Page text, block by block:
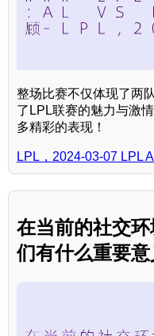
整场比赛不仅体现了两
了LPL联赛的魅力与激
多精彩的表现！
LPL，2024-03-07 LPL
在当前的社交
们有什么重要意